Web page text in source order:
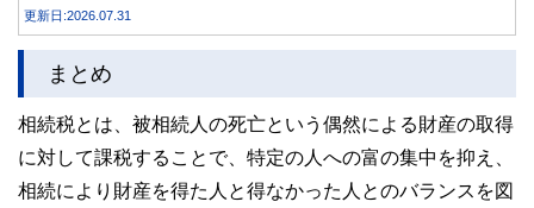
更新日:2026.07.31
まとめ
相続税とは、被相続人の死亡という偶然による財産の取得
に対して課税することで、特定の人への富の集中を抑え、
相続により財産を得た人と得なかった人とのバランスを図